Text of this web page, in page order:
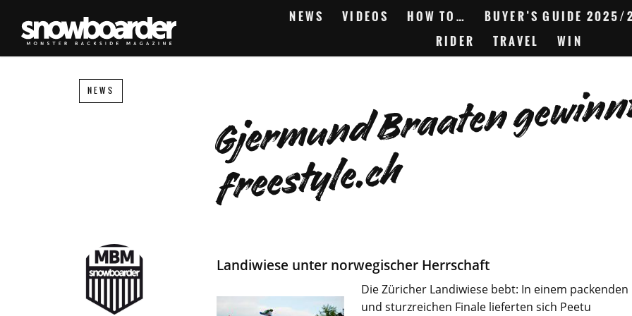
NEWS VIDEOS HOW TO… BUYER’S GUIDE 2025/
RIDER
TRAVEL WIN
NEWS
h
Landiwiese unter norwegischer Herrschaft
Die Züricher Landiwiese bebt: In einem packenden
und sturzreichen Finale lieferten sich Peetu